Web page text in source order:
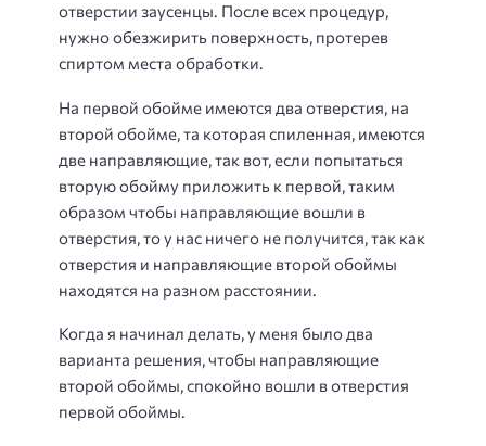
отверстии заусенцы. После всех процедур,
нужно обезжирить поверхность, протерев
спиртом места обработки.
На первой обойме имеются два отверстия, на
второй обойме, та которая спиленная, имеются
две направляющие, так вот, если попытаться
вторую обойму приложить к первой, таким
образом чтобы направляющие вошли в
отверстия, то у нас ничего не получится, так как
отверстия и направляющие второй обоймы
находятся на разном расстоянии.
Когда я начинал делать, у меня было два
варианта решения, чтобы направляющие
второй обоймы, спокойно вошли в отверстия
первой обоймы.